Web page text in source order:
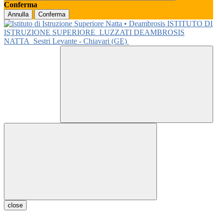
Conferma
Annulla Conferma
ISTITUTO DI
ISTRUZIONE SUPERIORE LUZZATI DEAMBROSIS
NATTA
Sestri Levante - Chiavari (GE)
close